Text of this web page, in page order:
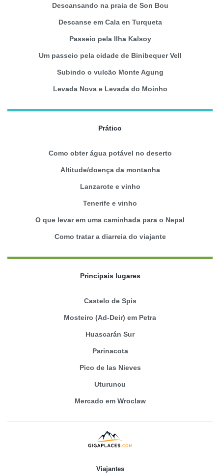
Descansando na praia de Son Bou
Descanse em Cala en Turqueta
Passeio pela Ilha Kalsoy
Um passeio pela cidade de Binibequer Vell
Subindo o vulcão Monte Agung
Levada Nova e Levada do Moinho
Prático
Como obter água potável no deserto
Altitude/doença da montanha
Lanzarote e vinho
Tenerife e vinho
O que levar em uma caminhada para o Nepal
Como tratar a diarreia do viajante
Principais lugares
Castelo de Spis
Mosteiro (Ad-Deir) em Petra
Huascarán Sur
Parinacota
Pico de las Nieves
Uturuncu
Mercado em Wroclaw
Viajantes